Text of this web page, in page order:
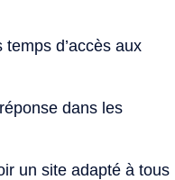
d’accès aux
dans les
un site adapté à tous